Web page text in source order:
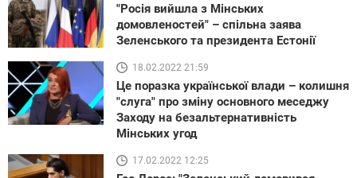
"Росія вийшла з Мінських
домовленостей" – спільна заява
Зеленського та президента Естонії
18.02.2022 21:59
Це поразка української влади – колишня
"слуга" про зміну основного меседжу
Заходу на безальтернативність
Мінських угод
17.02.2022 12:25